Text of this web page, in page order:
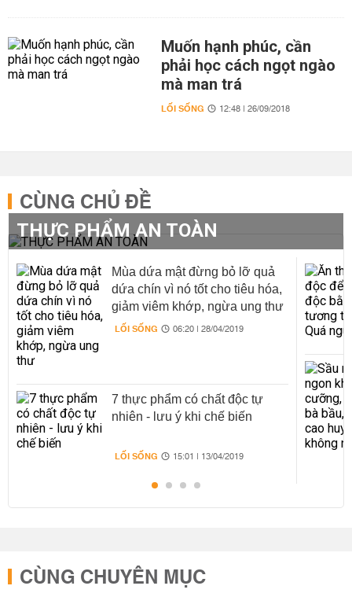
Muốn hạnh phúc, cần
phải học cách ngọt ngào
mà man trá
LỐI SỐNG 12:48 | 26/09/2018
CÙNG CHỦ ĐỀ
THỰC PHẨM AN TOÀN
Mùa dứa mật đừng bỏ lỡ quả
dứa chín vì nó tốt cho tiêu hóa,
giảm viêm khớp, ngừa ung thư
LỐI SỐNG 06:20 | 28/04/2019
7 thực phẩm có chất độc tự
nhiên - lưu ý khi chế biến
LỐI SỐNG 15:01 | 13/04/2019
CÙNG CHUYÊN MỤC